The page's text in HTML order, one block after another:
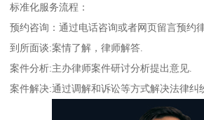
标准化服务流程：
预约咨询：通过电话咨询或者网页留言预约
到所面谈:案情了解，律师解答.
案件分析:主办律师案件研讨分析提出意见.
案件解决:通过调解和诉讼等方式解决法律纠